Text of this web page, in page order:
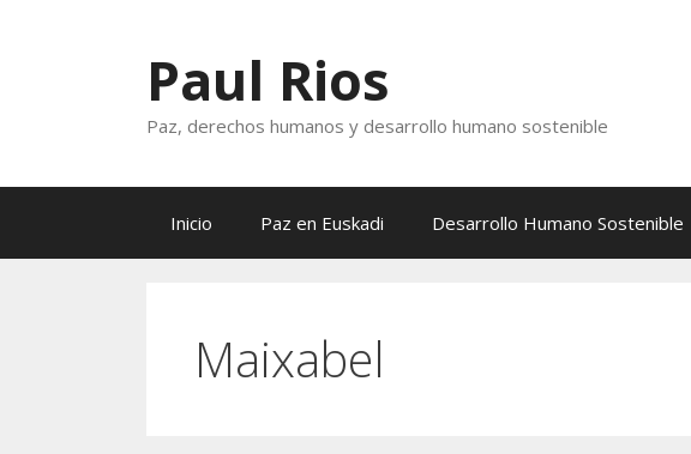
Paul Rios
Paz, derechos humanos y desarrollo humano sostenible
Inicio Paz en Euskadi Desarrollo Humano Sostenible
Maixabel